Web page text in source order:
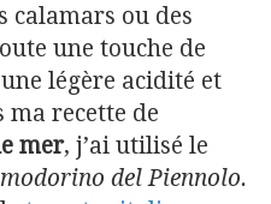
calamars ou des
une touche de
légère acidité et
ma recette de
mer, j’ai utilisé le
del Piennolo.